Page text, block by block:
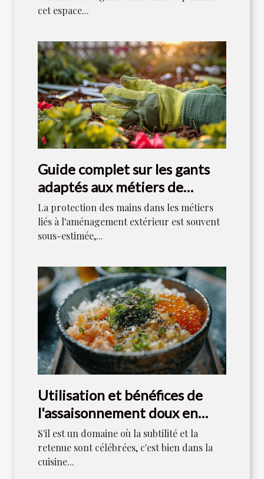
cet espace...
Guide complet sur les gants
adaptés aux métiers de
l'aménagement extérieur
La protection des mains dans les métiers
liés à l'aménagement extérieur est souvent
sous-estimée,...
Utilisation et bénéfices de
l'assaisonnement doux en
cuisine japonaise
S'il est un domaine où la subtilité et la
retenue sont célébrées, c'est bien dans la
cuisine...